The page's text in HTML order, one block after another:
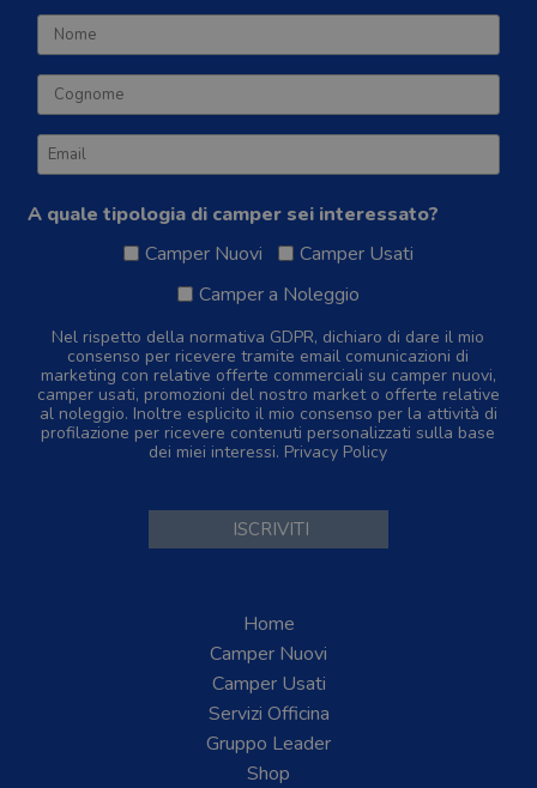
A quale tipologia di camper sei interessato?
Camper Nuovi
Camper Usati
Camper a Noleggio
Nel rispetto della normativa GDPR, dichiaro di dare il mio
consenso per ricevere tramite email comunicazioni di
marketing con relative offerte commerciali su camper nuovi,
camper usati, promozioni del nostro market o offerte relative
al noleggio. Inoltre esplicito il mio consenso per la attività di
profilazione per ricevere contenuti personalizzati sulla base
dei miei interessi. Privacy Policy
Home
Camper Nuovi
Camper Usati
Servizi Officina
Gruppo Leader
Shop